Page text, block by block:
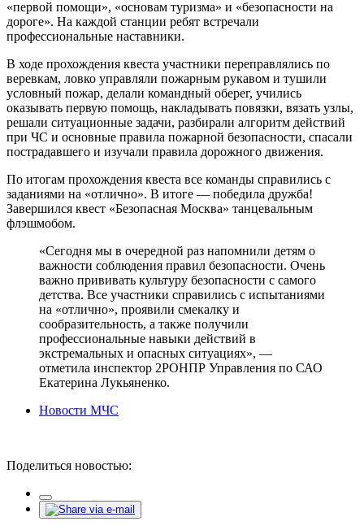
«первой помощи», «основам туризма» и «безопасности на
дороге». На каждой станции ребят встречали
профессиональные наставники.
В ходе прохождения квеста участники переправлялись по
веревкам, ловко управляли пожарным рукавом и тушили
условный пожар, делали командный оберег, учились
оказывать первую помощь, накладывать повязки, вязать узлы,
решали ситуационные задачи, разбирали алгоритм действий
при ЧС и основные правила пожарной безопасности, спасали
пострадавшего и изучали правила дорожного движения.
По итогам прохождения квеста все команды справились с
заданиями на «отлично». В итоге — победила дружба!
Завершился квест «Безопасная Москва» танцевальным
флэшмобом.
«Сегодня мы в очередной раз напомнили детям о
важности соблюдения правил безопасности. Очень
важно прививать культуру безопасности с самого
детства. Все участники справились с испытаниями
на «отлично», проявили смекалку и
сообразительность, а также получили
профессиональные навыки действий в
экстремальных и опасных ситуациях», —
отметила инспектор 2РОНПР Управления по САО
Екатерина Лукьяненко.
Новости МЧС
Поделиться новостью: